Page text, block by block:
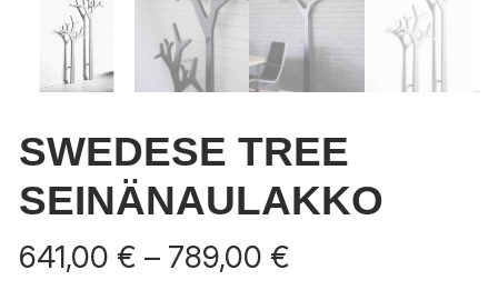
SWEDESE TREE
SEINÄNAULAKKO
641,00 € – 789,00 €